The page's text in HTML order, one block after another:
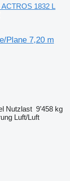
1832 L
Plane 7,20 m
Nutzlast 9’458 kg
Luft/Luft